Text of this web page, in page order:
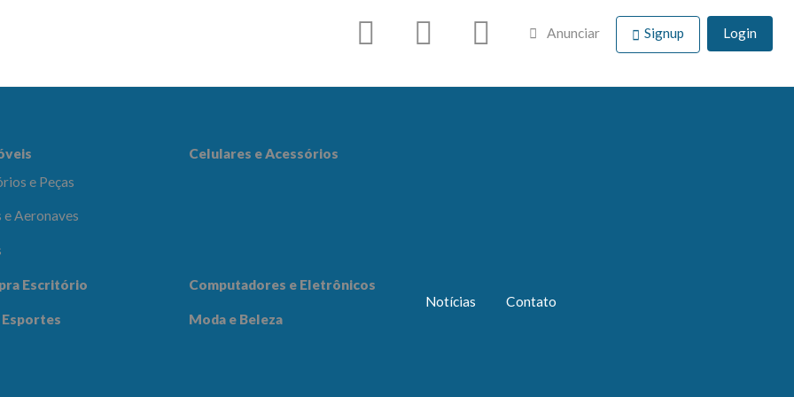
e
Beleza
Anunciar Signup Login
e Peças
e Aeronaves
Celulares e Acessórios
Escritório Computadores e Eletrônicos
Esportes Moda e Beleza
Notícias Contato